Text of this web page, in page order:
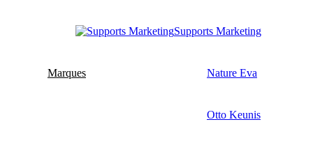
Supports Marketing
Marques Nature Eva
Otto Keunis